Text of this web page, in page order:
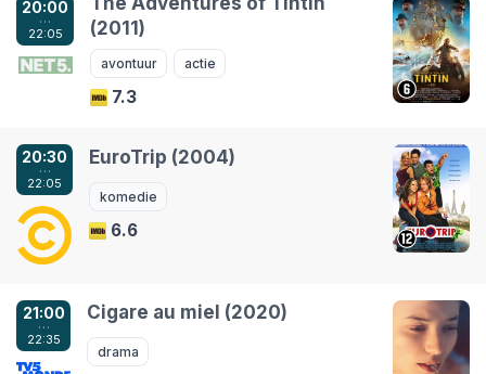
20:00
…
22:05
(2011)
avontuur actie
7.3
20:30
…
22:05
EuroTrip (2004)
komedie
6.6
21:00
…
22:35
Cigare au miel (2020)
drama